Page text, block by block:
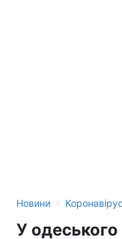
Новини › Коронавірус
У